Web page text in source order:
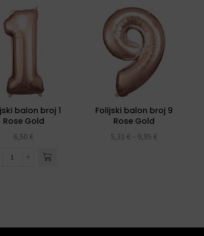
balon broj 1
Rose Gold
6,50 €
Folijski balon broj 9
Rose Gold
5,31 € – 9,95 €